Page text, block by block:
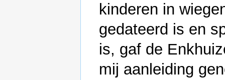
kinderen in
gedateerd is en
is, gaf de
mij aanleiding